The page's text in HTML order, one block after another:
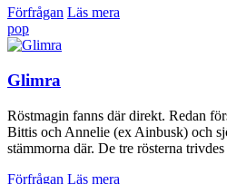
Förfrågan Läs mera
pop
Glimra
Röstmagin fanns där direkt. Redan
Bittis och Annelie (ex Ainbusk) och
stämmorna där. De tre rösterna
Förfrågan Läs mera